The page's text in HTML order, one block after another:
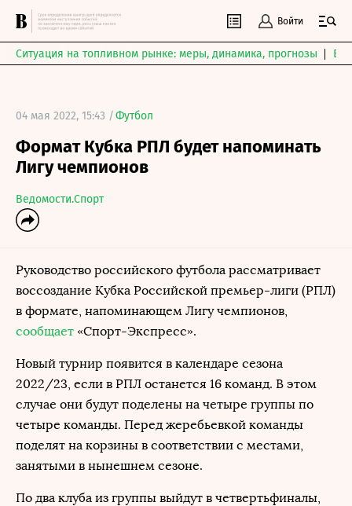
Войти
Ситуация на топливном рынке: меры, динамика, прогнозы
04 мая 2022, 15:43 /Футбол
Формат Кубка РПЛ будет напоминать
Лигу чемпионов
Ведомости.Спорт
Руководство российского футбола рассматривает
воссоздание Кубка Российской премьер-лиги (РПЛ)
в формате, напоминающем Лигу чемпионов,
сообщает «Спорт-Экспресс».
Новый турнир появится в календаре сезона
2022/23, если в РПЛ останется 16 команд. В этом
случае они будут поделены на четыре группы по
четыре команды. Перед жеребьевкой команды
поделят на корзины в соответствии с местами,
занятыми в нынешнем сезоне.
По два клуба из группы выйдут в четвертьфиналы,